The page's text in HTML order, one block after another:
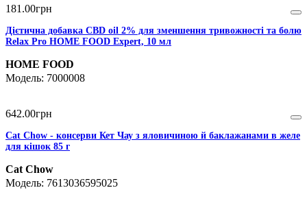
181 .00грн
Дієтична добавка CBD oil 2% для зменшення тривожності та болю
Relax Pro HOME FOOD Expert, 10 мл
HOME FOOD
7000008
642.00грн
Cat Chow - консерви Кет Чау з яловичиною й баклажанами в желе
для кішок 85 г
Cat Chow
7613036595025